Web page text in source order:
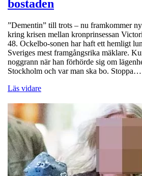
bostaden
”Dementin” till trots – nu framkommer
kring krisen mellan kronprinsessan
48. Ockelbo-sonen har haft ett hemligt
Sveriges mest framgångsrika mäklare.
noggrann när han förhörde sig om
Stockholm och var man ska bo. Stoppa…
Läs vidare